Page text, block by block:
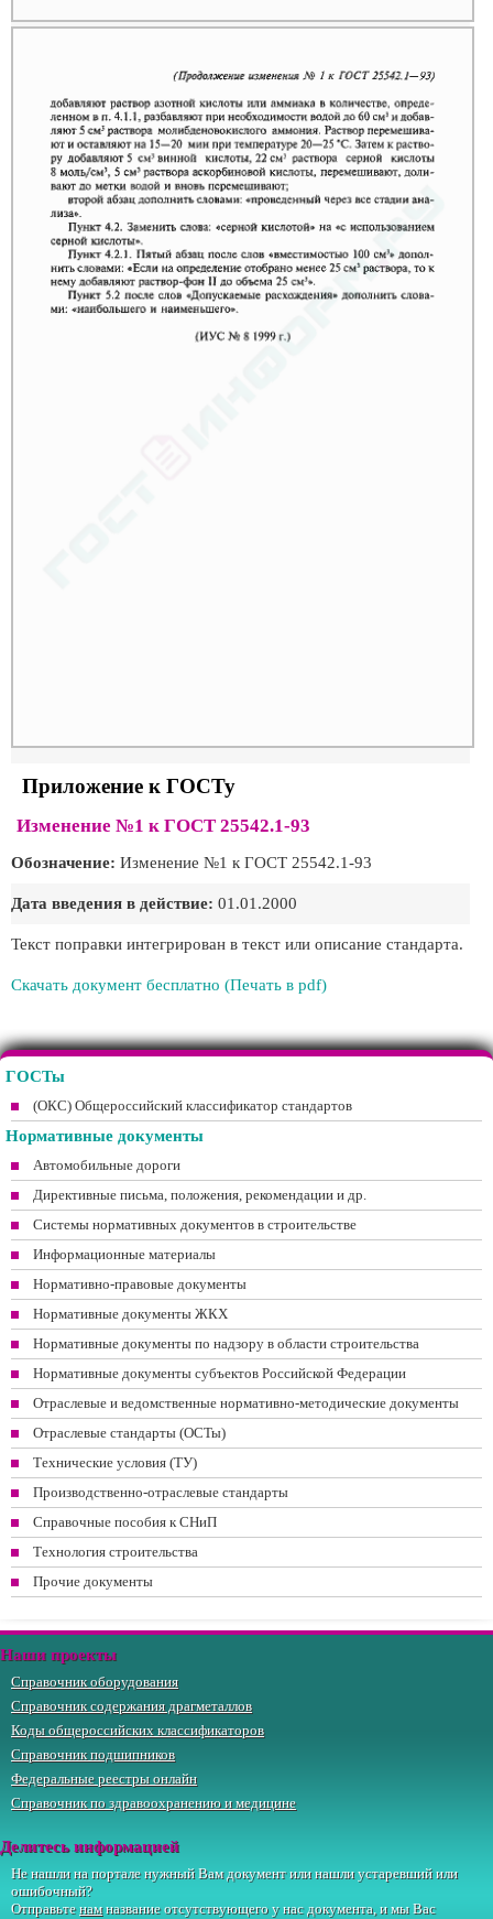
Приложение к ГОСТу
Изменение №1 к ГОСТ 25542.1-93
Обозначение: Изменение №1 к ГОСТ 25542.1-93
Дата введения в действие: 01.01.2000
Текст поправки интегрирован в текст или описание стандарта.
Скачать документ бесплатно (Печать в pdf)
ГОСТы
(ОКС) Общероссийский классификатор стандартов
Нормативные документы
Автомобильные дороги
Директивные письма, положения, рекомендации и др.
Системы нормативных документов в строительстве
Информационные материалы
Нормативно-правовые документы
Нормативные документы ЖКХ
Нормативные документы по надзору в области строительства
Нормативные документы субъектов Российской Федерации
Отраслевые и ведомственные нормативно-методические документы
Отраслевые стандарты (ОСТы)
Технические условия (ТУ)
Производственно-отраслевые стандарты
Справочные пособия к СНиП
Технология строительства
Прочие документы
Наши проекты
Справочник оборудования
Справочник содержания драгметаллов
Коды общероссийских классификаторов
Справочник подшипников
Федеральные реестры онлайн
Справочник по здравоохранению и медицине
Делитесь информацией
Не нашли на портале нужный Вам документ или нашли устаревший или
ошибочный?
Отправьтенамназвание отсутствующего у нас документа, и мы Вас